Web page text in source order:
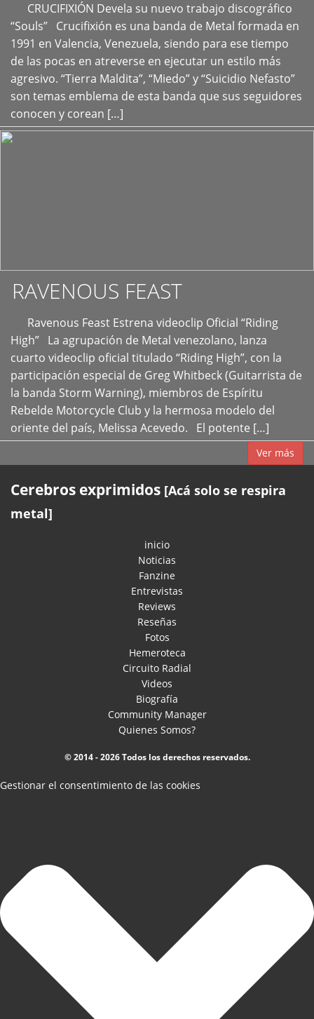
CRUCIFIXIÓN Devela su nuevo trabajo discográfico
“Souls” Crucifixión es una banda de Metal formada en
1991 en Valencia, Venezuela, siendo para ese tiempo
de las pocas en atreverse en ejecutar un estilo más
agresivo. “Tierra Maldita”, “Miedo” y “Suicidio Nefasto”
son temas emblema de esta banda que sus seguidores
conocen y corean […]
+
RAVENOUS FEAST
Ravenous Feast Estrena videoclip Oficial “Riding
High” La agrupación de Metal venezolano, lanza
cuarto videoclip oficial titulado “Riding High”, con la
participación especial de Greg Whitbeck (Guitarrista de
la banda Storm Warning), miembros de Espíritu
Rebelde Motorcycle Club y la hermosa modelo del
oriente del país, Melissa Acevedo. El potente […]
Ver más
Cerebros exprimidos [Acá solo se respira
metal]
inicio
Noticias
Fanzine
Entrevistas
Reviews
Reseñas
Fotos
Hemeroteca
Circuito Radial
Videos
Biografía
Community Manager
Quienes Somos?
© 2014 - 2026 Todos los derechos reservados.
Gestionar el consentimiento de las cookies